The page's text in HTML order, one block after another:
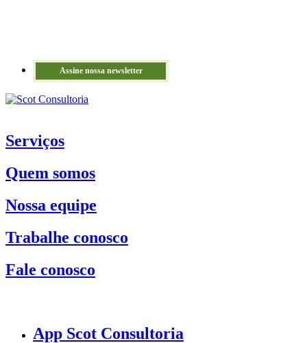
Assine nossa newsletter
Serviços
Quem somos
Nossa equipe
Trabalhe conosco
Fale conosco
App Scot Consultoria